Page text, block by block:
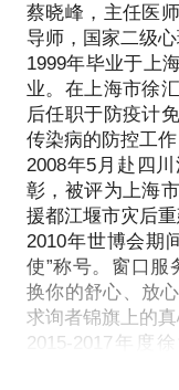
郁、情绪变化多
重下降和周身不
理压力过大，会
一系列症状。不
了艾滋病病毒，
滋病抗体检测，
测不准确或者现
到底是艾滋病，
也一定有过如下
无套口交、有套
病的风险到底有
身上有伤口万一
时，会发生血液
蔡晓峰，主任医
导师，国家二级心
1999年毕业于上
业。在上海市徐
后任职于防疫计
传染病的防控工
2008年5月赴四
彰，被评为上海
援都江堰市灾后重
2010年世博会期
使”称号。窗口服
换你的舒心、放
求询者锦旗上的真
2015-2017年度